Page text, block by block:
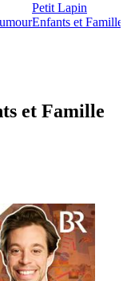
Petit Lapin
Enfants et
et Famille